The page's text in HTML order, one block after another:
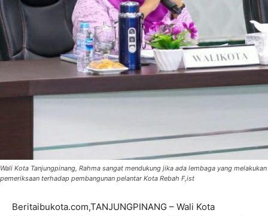
Wali Kota Tanjungpinang, Rahma sangat mendukung jika ada lembaga yang melakukan
pemeriksaan terhadap pembangunan pelantar Kota Rebah F,ist
Beritaibukota.com,TANJUNGPINANG – Wali Kota